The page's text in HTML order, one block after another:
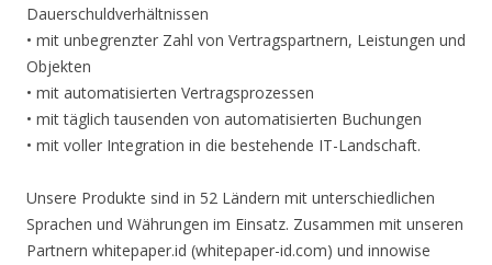
Dauerschuldverhältnissen
• mit unbegrenzter Zahl von Vertragspartnern, Leistungen und
Objekten
• mit automatisierten Vertragsprozessen
• mit täglich tausenden von automatisierten Buchungen
• mit voller Integration in die bestehende IT-Landschaft.
Unsere Produkte sind in 52 Ländern mit unterschiedlichen
Sprachen und Währungen im Einsatz. Zusammen mit unseren
Partnern whitepaper.id (whitepaper-id.com) und innowise